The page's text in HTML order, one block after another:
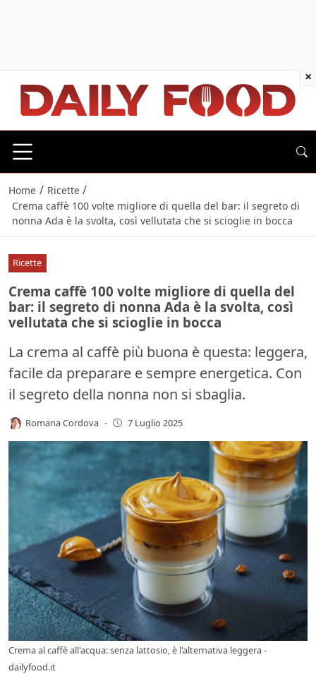
Home / Ricette /
Crema caffè 100 volte migliore di quella del bar: il segreto di
nonna Ada è la svolta, così vellutata che si scioglie in bocca
Ricette
Crema caffè 100 volte migliore di quella del
bar: il segreto di nonna Ada è la svolta, così
vellutata che si scioglie in bocca
La crema al caffè più buona è questa: leggera,
facile da preparare e sempre energetica. Con
il segreto della nonna non si sbaglia.
Romana Cordova - 7 Luglio 2025
Crema al caffè all'acqua: senza lattosio, è l'alternativa leggera -
dailyfood.it
×